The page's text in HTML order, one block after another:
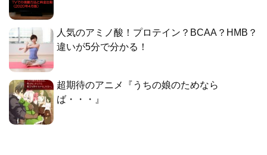
人気のアミノ酸！プロテイン？BCAA？HMB？
違いが5分で分かる！
超期待のアニメ『うちの娘のためなら
ば・・・』